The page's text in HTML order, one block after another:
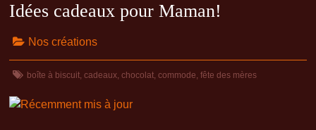
Idées cadeaux pour Maman!
Nos créations
boîte à biscuit,cadeaux,chocolat,commode,fête des mères